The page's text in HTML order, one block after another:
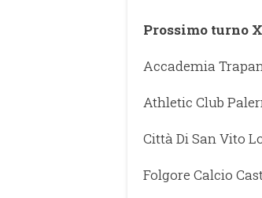
Prossimo turno
Accademia
Athletic Club
Città Di San Vito
Folgore Calcio